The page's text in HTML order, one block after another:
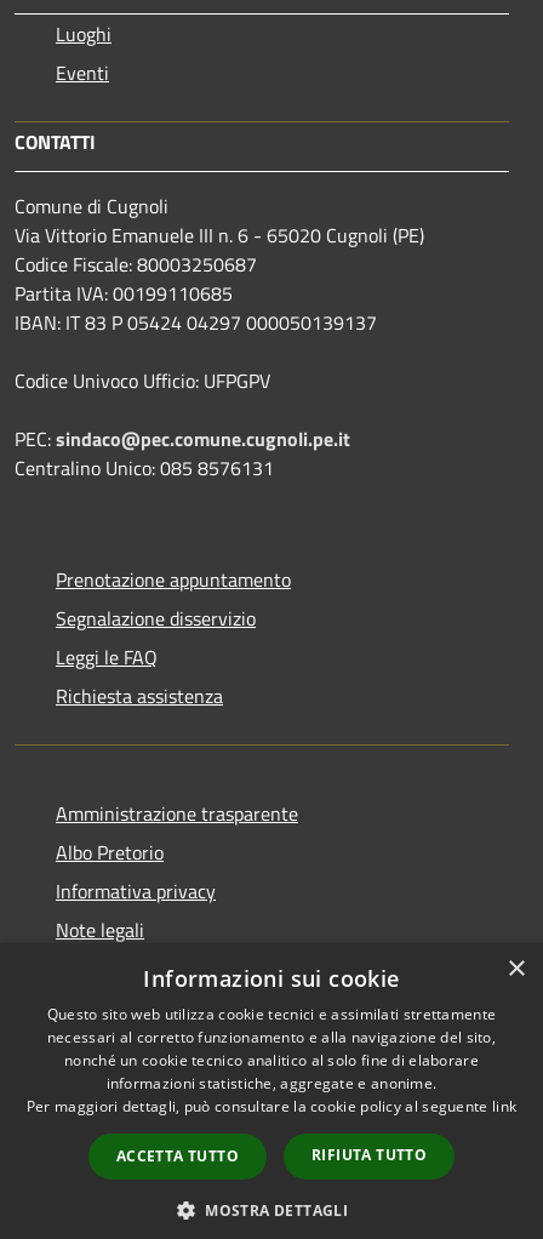
Luoghi
Eventi
CONTATTI
Comune di Cugnoli
Via Vittorio Emanuele III n. 6 - 65020 Cugnoli (PE)
Codice Fiscale: 80003250687
Partita IVA: 00199110685
IBAN: IT 83 P 05424 04297 000050139137
Codice Univoco Ufficio: UFPGPV
PEC:sindaco@pec.comune.cugnoli.pe.it
Centralino Unico: 085 8576131
Prenotazione appuntamento
Segnalazione disservizio
Leggi le FAQ
Richiesta assistenza
Amministrazione trasparente
Albo Pretorio
Informativa privacy
Note legali
Dichiarazione di accessibilità
Accessibilità
Copyright © 2026 • Comune di
Cugnoli • Powered by
Municipium•
Accesso
redazione
×
Informazioni sui cookie
Questo sito web utilizza cookie tecnici e assimilati strettamente
necessari al corretto funzionamento e alla navigazione del sito,
nonché un cookie tecnico analitico al solo fine di elaborare
informazioni statistiche, aggregate e anonime.
Per maggiori dettagli, può consultare la cookie policy al seguente link
ACCETTA TUTTO RIFIUTA TUTTO
MOSTRA DETTAGLI